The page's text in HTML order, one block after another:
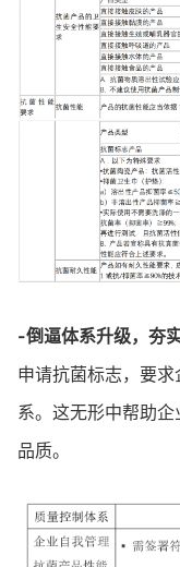
-倒逼体系升级，夯
申请抗菌标志，要
系。这无形中帮助
品质。